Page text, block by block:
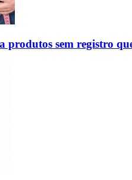
sem registro